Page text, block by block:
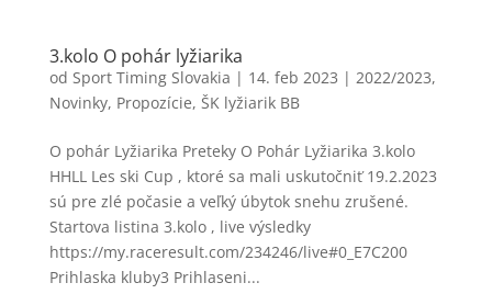
3.kolo O pohár lyžiarika
od Sport Timing Slovakia | 14. feb 2023 | 2022/2023,
Novinky, Propozície, ŠK lyžiarik BB
O pohár Lyžiarika Preteky O Pohár Lyžiarika 3.kolo
HHLL Les ski Cup , ktoré sa mali uskutočniť 19.2.2023
sú pre zlé počasie a veľký úbytok snehu zrušené.
Startova listina 3.kolo , live výsledky
https://my.raceresult.com/234246/live#0_E7C200
Prihlaska kluby3 Prihlaseni...